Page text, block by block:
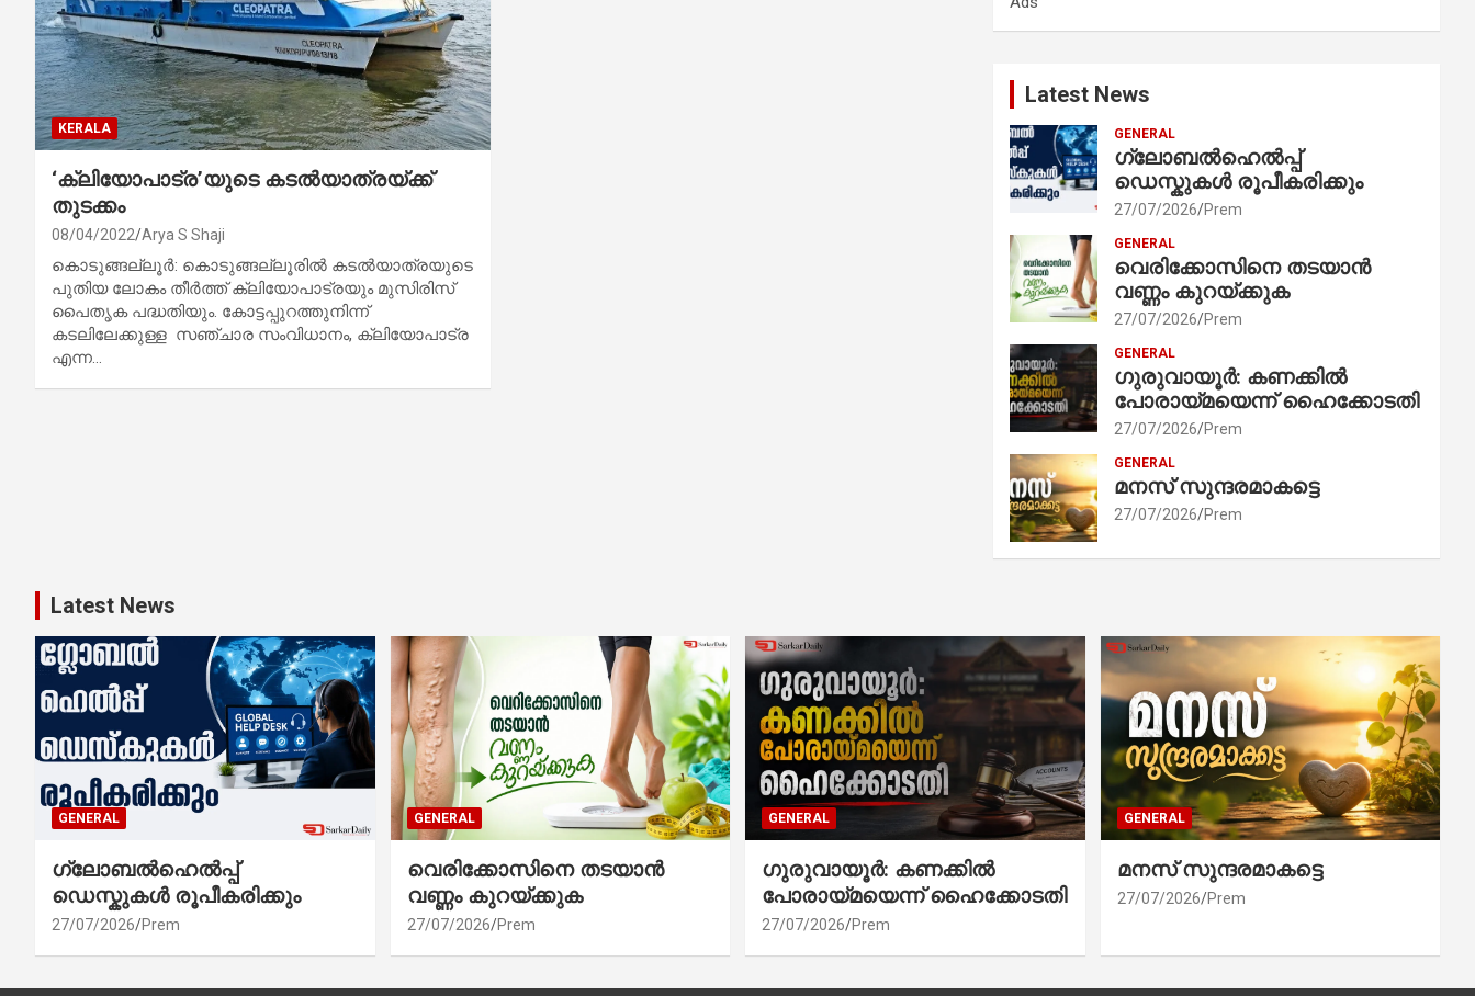
KERALA
‘ക്ലിയോപാട്ര’യുടെ കടൽയാത്രയ്ക്ക്‌
തുടക്കം
08/04/2022 Arya S Shaji
കൊടുങ്ങല്ലൂർ: കൊടുങ്ങല്ലൂരിൽ കടൽയാത്രയുടെ
പുതിയ ലോകം തീർത്ത് ക്ലിയോപാട്രയും മുസിരിസ്
പൈതൃക പദ്ധതിയും. കോട്ടപ്പുറത്തുനിന്ന്‌
കടലിലേക്കുള്ള സഞ്ചാര സംവിധാനം, ക്ലിയോപാട്ര
എന്ന…
Latest News
GENERAL
ഗ്ലോബൽഹെൽപ്പ്
ഡെസ്കുകൾ രൂപീകരിക്കും
27/07/2026 Prem
GENERAL
വെരിക്കോസിനെ തടയാൻ
വണ്ണം കുറയ്ക്കുക
27/07/2026 Prem
GENERAL
ഗുരുവായൂർ: കണക്കിൽ
പോരായ്മയെന്ന് ഹൈക്കോടതി
27/07/2026 Prem
GENERAL
മനസ് സുന്ദരമാകട്ടെ
27/07/2026 Prem
Latest News
GENERAL
ഗ്ലോബൽഹെൽപ്പ്
ഡെസ്കുകൾ രൂപീകരിക്കും
27/07/2026 Prem
GENERAL
വെരിക്കോസിനെ തടയാൻ
വണ്ണം കുറയ്ക്കുക
27/07/2026 Prem
GENERAL
ഗുരുവായൂർ: കണക്കിൽ
പോരായ്മയെന്ന് ഹൈക്കോടതി
27/07/2026 Prem
GENERAL
മനസ് സുന്ദരമാകട്ടെ
27/07/2026 Prem